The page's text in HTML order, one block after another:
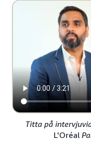
Titta på
L'Oréal